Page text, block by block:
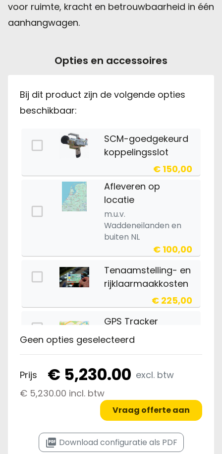
voor ruimte, kracht en betrouwbaarheid in één
aanhangwagen.
Opties en accessoires
Bij dit product zijn de volgende opties
beschikbaar:
SCM-goedgekeurd
koppelingsslot
€ 150,00
Afleveren op
locatie
m.u.v.
Waddeneilanden en
buiten NL
€ 100,00
Tenaamstelling- en
rijklaarmaakkosten
€ 225,00
GPS Tracker
€10,- p maand.
€ 225,00
Slot tasmodel
€ 35,00
Geen opties geselecteerd
Prijs € 5,230.00 excl. btw
€ 5,230.00 incl. btw
Vraag offerte aan
picture_as_pdf Download configuratie als PDF